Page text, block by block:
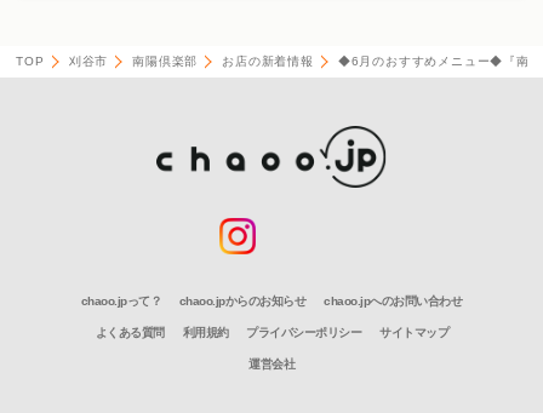
TOP 刈谷市 南陽倶楽部 お店の新着情報 ◆6月のおすすめメニュー◆『南
chaoo.jpって？ chaoo.jpからのお知らせ chaoo.jpへのお問い合わせ
よくある質問 利用規約 プライバシーポリシー サイトマップ
運営会社